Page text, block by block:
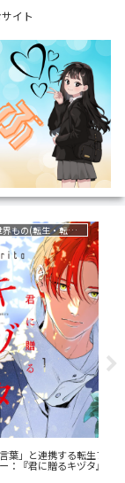
イト
ー
力を徹底解説！
衝撃サスペンス
5つの理由